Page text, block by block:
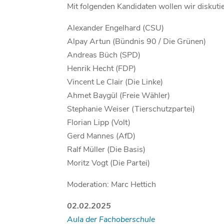
Mit folgenden Kandidaten wollen wir
Alexander Engelhard (CSU)
Alpay Artun (Bündnis 90 / Die Grünen)
Andreas Büch (SPD)
Henrik Hecht (FDP)
Vincent Le Clair (Die Linke)
Ahmet Baygül (Freie Wähler)
Stephanie Weiser (Tierschutzpartei)
Florian Lipp (Volt)
Gerd Mannes (AfD)
Ralf Müller (Die Basis)
Moritz Vogt (Die Partei)
Moderation: Marc Hettich
02.02.2025
Aula der Fachoberschule